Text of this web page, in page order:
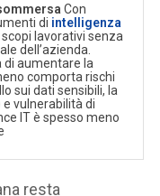
Con
di intelligenza
lavorativi senza
dell’azienda.
di aumentare la
comporta rischi
sui dati sensibili, la
e vulnerabilità di
IT è spesso meno
resta